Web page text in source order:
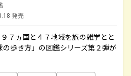
発売
７ヵ国と４７地域を旅の雑学とと
歩き方」の図鑑シリーズ第２弾が